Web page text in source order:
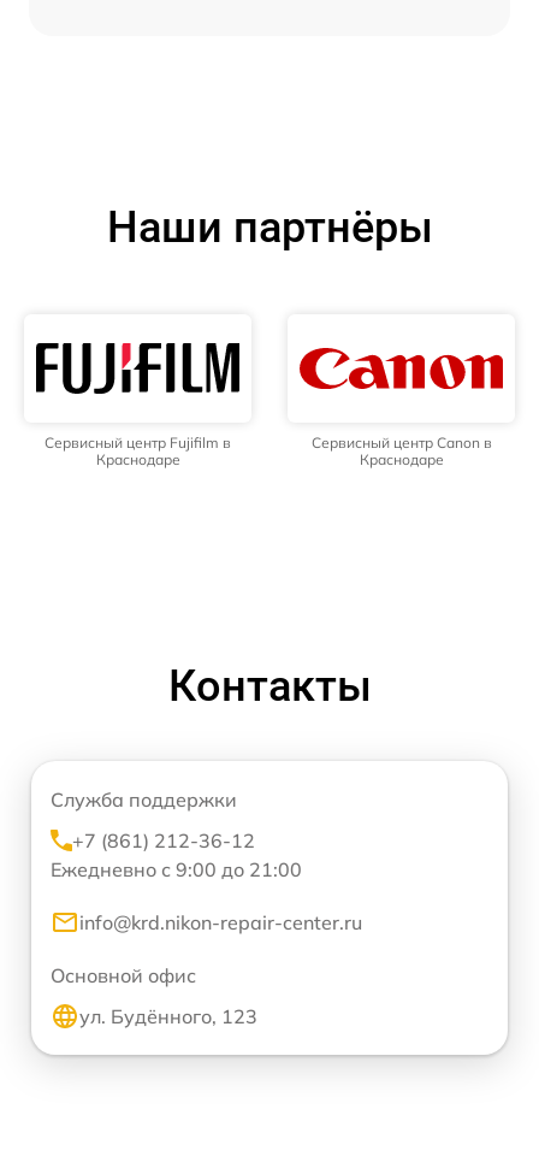
Наши партнёры
Сервисный центр Fujifilm в
Краснодаре
Сервисный центр Canon в
Краснодаре
Контакты
Служба поддержки
+7 (861) 212-36-12
Ежедневно с 9:00 до 21:00
info@krd.nikon-repair-center.ru
Основной офис
ул. Будённого, 123